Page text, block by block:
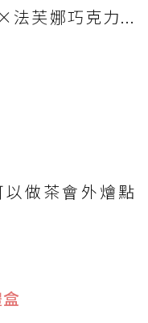
芙娜巧克力...
做茶會外燴點